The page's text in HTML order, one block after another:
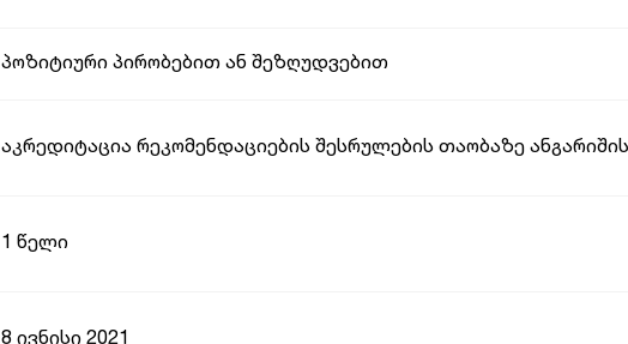
პოზიტიური პირობებით ან შეზღუდვებით
აკრედიტაცია რეკომენდაციების შესრულების თაობაზე
1 წელი
8 ივნისი 2021